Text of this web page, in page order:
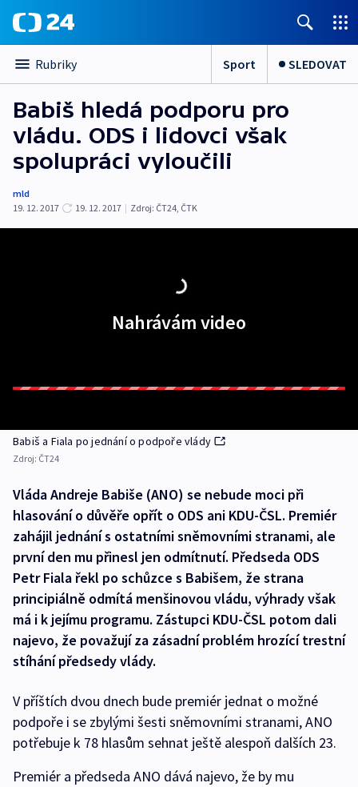
Rubriky Sport SLEDOVAT
Babiš hledá podporu pro
vládu. ODS i lidovci však
spolupráci vyloučili
mld
19. 12. 2017
19. 12. 2017 | Zdroj: ČT24, ČTK
Nahrávám video
Babiš a Fiala po jednání o podpoře vlády
Zdroj: ČT24
Vláda Andreje Babiše (ANO) se nebude moci při
hlasování o důvěře opřít o ODS ani KDU-ČSL. Premiér
zahájil jednání s ostatními sněmovními stranami, ale
první den mu přinesl jen odmítnutí. Předseda ODS
Petr Fiala řekl po schůzce s Babišem, že strana
principiálně odmítá menšinovou vládu, výhrady však
má i k jejímu programu. Zástupci KDU-ČSL potom dali
najevo, že považují za zásadní problém hrozící trestní
stíhání předsedy vlády.
V příštích dvou dnech bude premiér jednat o možné
podpoře i se zbylými šesti sněmovními stranami, ANO
potřebuje k 78 hlasům sehnat ještě alespoň dalších 23.
Premiér a předseda ANO dává najevo, že by mu